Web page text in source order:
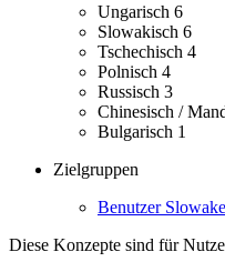
Ungarisch 6
Slowakisch 6
Tschechisch 4
Polnisch 4
Russisch 3
Chinesisch /
Bulgarisch 1
Zielgruppen
Benutzer
Diese Konzepte sind für